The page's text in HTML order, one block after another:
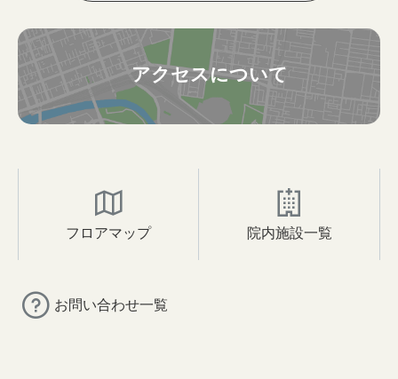
アクセスについて
フロアマップ 院内施設一覧
お問い合わせ一覧